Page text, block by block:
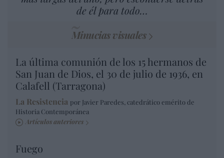
de él para todo…
Minucias visuales
La última comunión de los 15 hermanos de
San Juan de Dios, el 30 de julio de 1936, en
Calafell (Tarragona)
La Resistencia por Javier Paredes, catedrático emérito de
Historia Contemporánea
Artículos anteriores
Fuego